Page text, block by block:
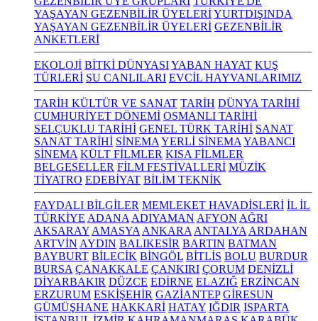
YAŞAYAN GEZENBİLİR ÜYELERİYURTDIŞINDA
YAŞAYAN GEZENBİLİR ÜYELERİ GEZENBİLİR
ANKETLERİ
EKOLOJİ BİTKİ DÜNYASIYABAN HAYAT KUŞ
TÜRLERİ SU CANLILARI EVCİL HAYVANLARIMIZ
TARİH KÜLTÜR VE SANAT TARİH DÜNYA TARİHİ
CUMHURİYET DÖNEMİ OSMANLI TARİHİ
SELÇUKLU TARİHİ GENEL TÜRK TARİHİ SANAT
SANAT TARİHİ SİNEMA YERLİ SİNEMA YABANCI
SİNEMA KÜLT FİLMLER KISA FİLMLER
BELGESELLER FİLM FESTİVALLERİ MÜZİK
TİYATRO EDEBİYAT BİLİM TEKNİK
FAYDALI BİLGİLER MEMLEKET HAVADİSLERİ İL İL
TÜRKİYE ADANA ADIYAMAN AFYON AĞRI
AKSARAY AMASYA ANKARA ANTALYA ARDAHAN
ARTVİN AYDIN BALIKESİR BARTIN BATMAN
BAYBURT BİLECİK BİNGÖL BİTLİS BOLU BURDUR
BURSA ÇANAKKALE ÇANKIRI ÇORUM DENİZLİ
DİYARBAKIR DÜZCE EDİRNE ELAZIĞ ERZİNCAN
ERZURUM ESKİŞEHİR GAZİANTEP GİRESUN
GÜMÜŞHANE HAKKARİ HATAY IĞDIR ISPARTA